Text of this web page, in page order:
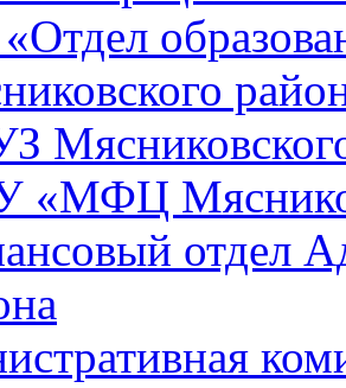
отдел